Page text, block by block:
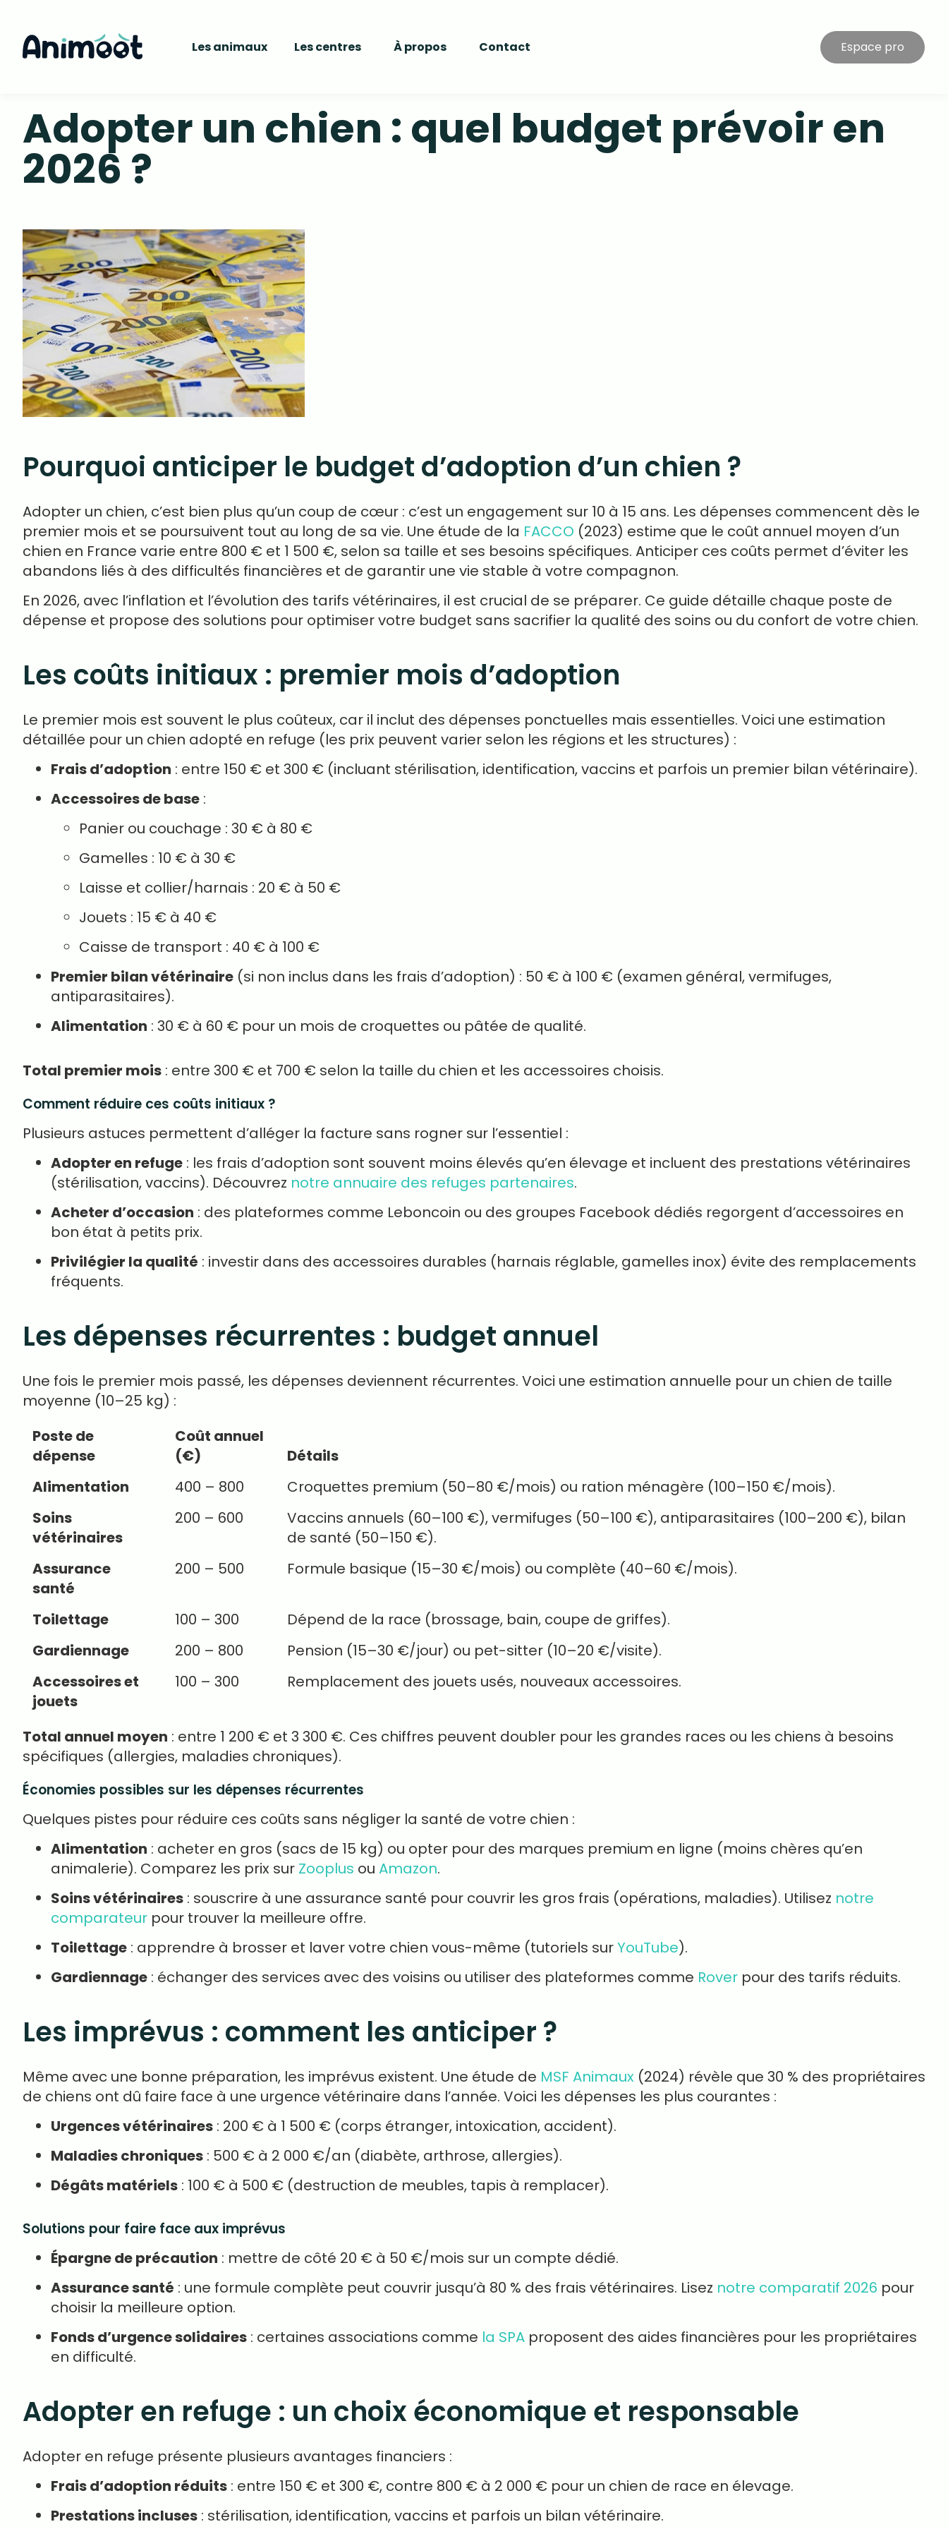
Les animaux Les centres À propos Contact Espace pro
Adopter un chien : quel budget prévoir en
2026 ?
Pourquoi anticiper le budget d’adoption d’un chien ?
Adopter un chien, c’est bien plus qu’un coup de cœur : c’est un engagement sur 10 à 15 ans. Les dépenses commencent dès le
premier mois et se poursuivent tout au long de sa vie. Une étude de la FACCO (2023) estime que le coût annuel moyen d’un
chien en France varie entre 800 € et 1 500 €, selon sa taille et ses besoins spécifiques. Anticiper ces coûts permet d’éviter les
abandons liés à des difficultés financières et de garantir une vie stable à votre compagnon.
En 2026, avec l’inflation et l’évolution des tarifs vétérinaires, il est crucial de se préparer. Ce guide détaille chaque poste de
dépense et propose des solutions pour optimiser votre budget sans sacrifier la qualité des soins ou du confort de votre chien.
Les coûts initiaux : premier mois d’adoption
Le premier mois est souvent le plus coûteux, car il inclut des dépenses ponctuelles mais essentielles. Voici une estimation
détaillée pour un chien adopté en refuge (les prix peuvent varier selon les régions et les structures) :
Frais d’adoption : entre 150 € et 300 € (incluant stérilisation, identification, vaccins et parfois un premier bilan vétérinaire).
Accessoires de base :
Panier ou couchage : 30 € à 80 €
Gamelles : 10 € à 30 €
Laisse et collier/harnais : 20 € à 50 €
Jouets : 15 € à 40 €
Caisse de transport : 40 € à 100 €
Premier bilan vétérinaire (si non inclus dans les frais d’adoption) : 50 € à 100 € (examen général, vermifuges,
antiparasitaires).
Alimentation : 30 € à 60 € pour un mois de croquettes ou pâtée de qualité.
Total premier mois : entre 300 € et 700 € selon la taille du chien et les accessoires choisis.
Comment réduire ces coûts initiaux ?
Plusieurs astuces permettent d’alléger la facture sans rogner sur l’essentiel :
Adopter en refuge : les frais d’adoption sont souvent moins élevés qu’en élevage et incluent des prestations vétérinaires
(stérilisation, vaccins). Découvrez notre annuaire des refuges partenaires.
Acheter d’occasion : des plateformes comme Leboncoin ou des groupes Facebook dédiés regorgent d’accessoires en
bon état à petits prix.
Privilégier la qualité : investir dans des accessoires durables (harnais réglable, gamelles inox) évite des remplacements
fréquents.
Les dépenses récurrentes : budget annuel
Une fois le premier mois passé, les dépenses deviennent récurrentes. Voici une estimation annuelle pour un chien de taille
moyenne (10–25 kg) :
Poste de
dépense
Coût annuel
(€)
Détails
Alimentation
400 – 800
Croquettes premium (50–80 €/mois) ou ration ménagère (100–150 €/mois).
Soins
vétérinaires
200 – 600
Vaccins annuels (60–100 €), vermifuges (50–100 €), antiparasitaires (100–200 €), bilan
de santé (50–150 €).
Assurance
santé
200 – 500 Formule basique (15–30 €/mois) ou complète (40–60 €/mois).
Toilettage 100 – 300
Dépend de la race (brossage, bain, coupe de griffes).
Gardiennage
200 – 800
Pension (15–30 €/jour) ou pet-sitter (10–20 €/visite).
Accessoires et
jouets
100 – 300 Remplacement des jouets usés, nouveaux accessoires.
Total annuel moyen : entre 1 200 € et 3 300 €. Ces chiffres peuvent doubler pour les grandes races ou les chiens à besoins
spécifiques (allergies, maladies chroniques).
Économies possibles sur les dépenses récurrentes
Quelques pistes pour réduire ces coûts sans négliger la santé de votre chien :
Alimentation : acheter en gros (sacs de 15 kg) ou opter pour des marques premium en ligne (moins chères qu’en
animalerie). Comparez les prix sur Zooplus ou Amazon.
Soins vétérinaires : souscrire à une assurance santé pour couvrir les gros frais (opérations, maladies). Utilisez notre
comparateur pour trouver la meilleure offre.
Toilettage : apprendre à brosser et laver votre chien vous-même (tutoriels surYouTube).
Gardiennage : échanger des services avec des voisins ou utiliser des plateformes comme Rover pour des tarifs réduits.
Les imprévus : comment les anticiper ?
Même avec une bonne préparation, les imprévus existent. Une étude de MSF Animaux (2024) révèle que 30 % des propriétaires
de chiens ont dû faire face à une urgence vétérinaire dans l’année. Voici les dépenses les plus courantes :
Urgences vétérinaires : 200 € à 1 500 € (corps étranger, intoxication, accident).
Maladies chroniques : 500 € à 2 000 €/an (diabète, arthrose, allergies).
Dégâts matériels : 100 € à 500 € (destruction de meubles, tapis à remplacer).
Solutions pour faire face aux imprévus
Épargne de précaution : mettre de côté 20 € à 50 €/mois sur un compte dédié.
Assurance santé : une formule complète peut couvrir jusqu’à 80 % des frais vétérinaires. Lisez notre comparatif 2026 pour
choisir la meilleure option.
Fonds d’urgence solidaires : certaines associations comme la SPA proposent des aides financières pour les propriétaires
en difficulté.
Adopter en refuge : un choix économique et responsable
Adopter en refuge présente plusieurs avantages financiers :
Frais d’adoption réduits : entre 150 € et 300 €, contre 800 € à 2 000 € pour un chien de race en élevage.
Prestations incluses : stérilisation, identification, vaccins et parfois un bilan vétérinaire.